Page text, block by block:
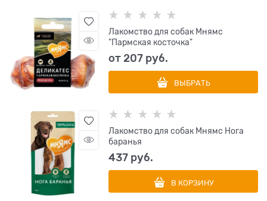
Лакомство для собак Мнямс
"Пармская косточка"
от207 руб.
ВЫБРАТЬ
Лакомство для собак Мнямс Нога
баранья
437 руб.
В КОРЗИНУ